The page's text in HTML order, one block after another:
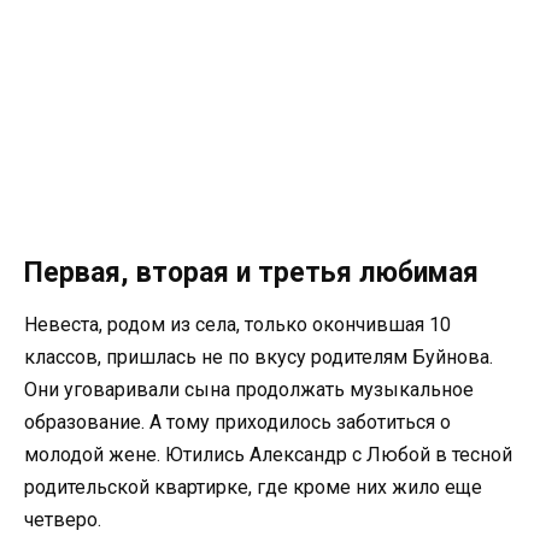
Первая, вторая и третья любимая
Невеста, родом из села, только окончившая 10
классов, пришлась не по вкусу родителям Буйнова.
Они уговаривали сына продолжать музыкальное
образование. А тому приходилось заботиться о
молодой жене. Ютились Александр с Любой в тесной
родительской квартирке, где кроме них жило еще
четверо.